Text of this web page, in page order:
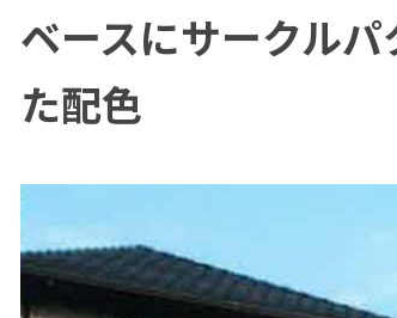
動車補修用の各分野で、
ナップをご用意していま
たっては、まずは「よく
参照ください。
ープの一員として、建築
、自動車の補修塗装向け
および販売を展開。全国
通じて、卓越した塗料の
ベースにサークル
た配色